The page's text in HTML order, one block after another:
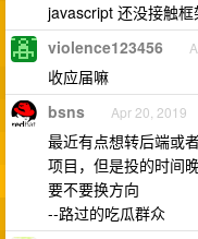
javascript 还没接触
violence123456
收应届嘛
bsns Apr 20, 2019
最近有点想转后端或
项目，但是投的时间
要不要换方向
--路过的吃瓜群众